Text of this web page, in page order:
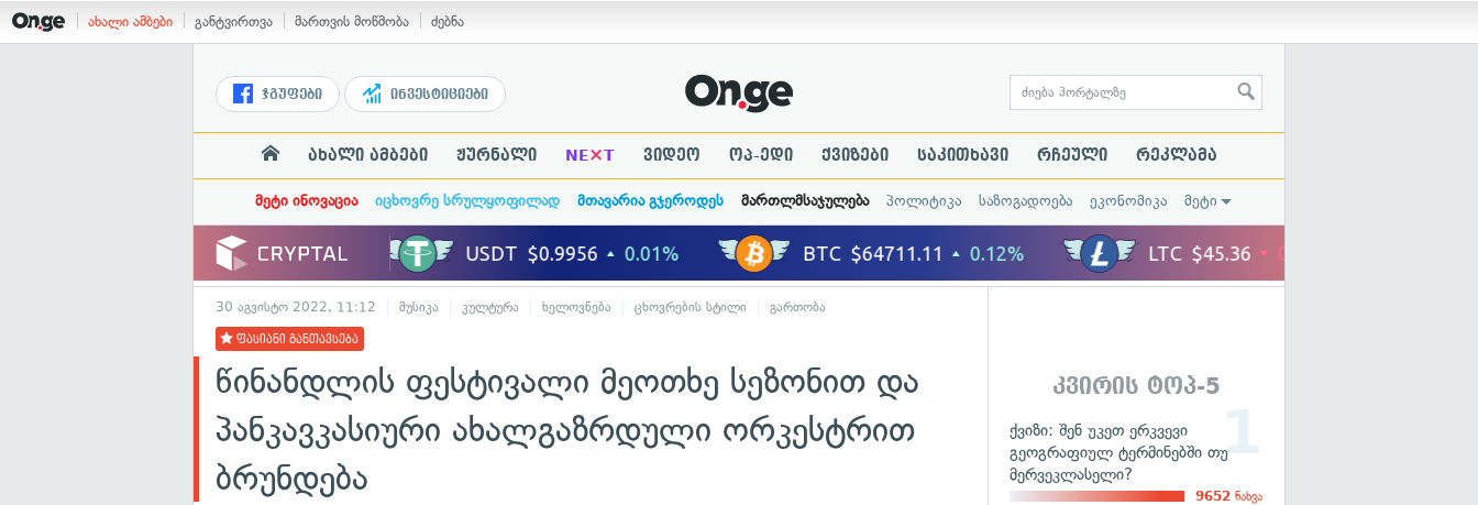
ახალი ამბები განტვირთვა მართვის მოწმობა ძებნა
ჯგუფები ინვესტიციები
ახალი ამბები ჟურნალი NE×T ვიდეო ოპ-ედი ქვიზები საკითხავი რჩეული რეკლამა
მეტი ინოვაცია იცხოვრე სრულყოფილად მთავარია გჯეროდეს მართლმსაჯულება პოლიტიკა საზოგადოება ეკონომიკა მეტი
30 აგვისტო 2022, 11:12 მუსიკა კულტურა ხელოვნება ცხოვრების სტილი გართობა
ფასიანი განთავსება
წინანდლის ფესტივალი მეოთხე სეზონით და
პანკავკასიური ახალგაზრდული ორკესტრით
ბრუნდება
კვირის ტოპ-5
ქვიზი: შენ უკეთ ერკვევი
გეოგრაფიულ ტერმინებში თუ
მერვეკლასელი?
9652 ნახვა